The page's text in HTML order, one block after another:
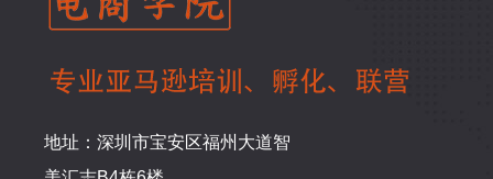
地址：深圳市宝安区福州大道智